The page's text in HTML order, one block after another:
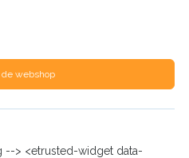
de webshop
--> <etrusted-widget data-